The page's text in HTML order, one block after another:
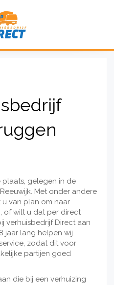
plaats, gelegen in de
Met onder andere
van plan om naar
of wilt u dat per direct
verhuisbedrijf Direct aan
jaar lang helpen wij
zodat dit voor
partijen goed
die bij een verhuizing